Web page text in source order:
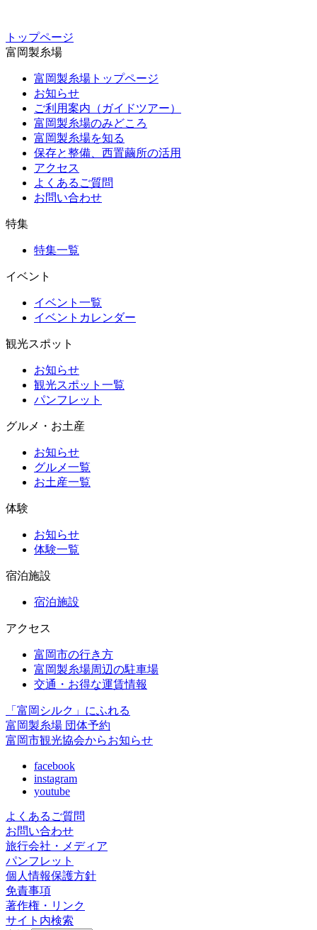
トップページ
富岡製糸場
富岡製糸場トップページ
お知らせ
ご利用案内（ガイドツアー）
富岡製糸場のみどころ
富岡製糸場を知る
保存と整備、西置繭所の活用
アクセス
よくあるご質問
お問い合わせ
特集
特集一覧
イベント
イベント一覧
イベントカレンダー
観光スポット
お知らせ
観光スポット一覧
パンフレット
グルメ・お土産
お知らせ
グルメ一覧
お土産一覧
体験
お知らせ
体験一覧
宿泊施設
宿泊施設
アクセス
富岡市の行き方
富岡製糸場周辺の駐車場
交通・お得な運賃情報
「富岡シルク」にふれる
富岡製糸場 団体予約
富岡市観光協会からお知らせ
facebook
instagram
youtube
よくあるご質問
お問い合わせ
旅行会社・メディア
パンフレット
個人情報保護方針
免責事項
著作権・リンク
サイト内検索